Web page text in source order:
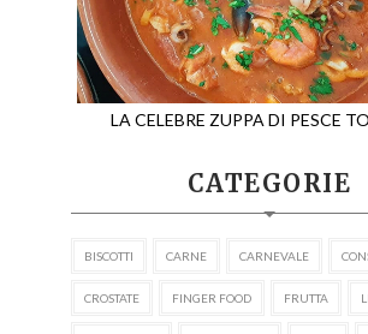
LA CELEBRE ZUPPA DI PESCE
CATEGORIE
BISCOTTI CARNE CARNEVALE
CROSTATE FINGER FOOD FRUTTA